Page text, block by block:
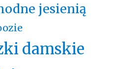
jesienią
damskie